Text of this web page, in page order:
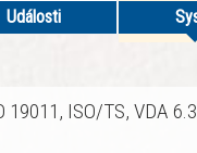
Události
19011, ISO/TS, VDA